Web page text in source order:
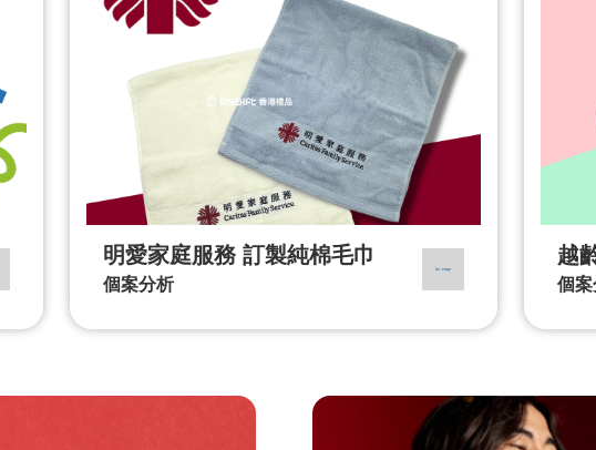
明愛家庭服務 訂製純棉毛巾
個案分析
越
個